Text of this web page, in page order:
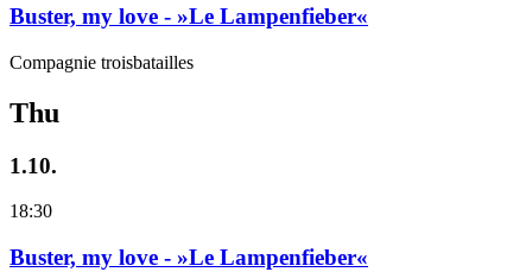
Buster, my love - »Le Lampenfieber«
Compagnie troisbatailles
Thu
1.10.
18:30
Buster, my love - »Le Lampenfieber«